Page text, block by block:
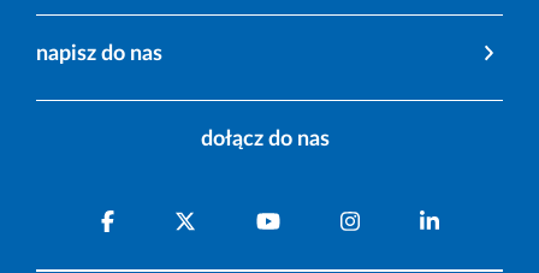
napisz do nas
dołącz do nas